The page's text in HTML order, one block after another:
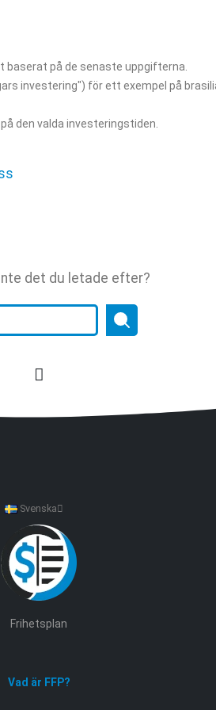
baserat på de senaste uppgifterna.
investering") för ett exempel på
den valda investeringstiden.
det du letade efter?
Svenska
Frihetsplan
Vad är FFP?